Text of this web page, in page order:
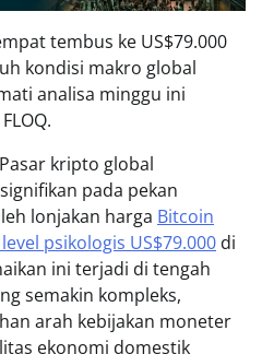
tembus ke US$79.000
kondisi makro global
analisa minggu ini
kripto global
pada pekan
lonjakan harga Bitcoin
psikologis US$79.000 di
ini terjadi di tengah
semakin kompleks,
arah kebijakan moneter
ekonomi domestik